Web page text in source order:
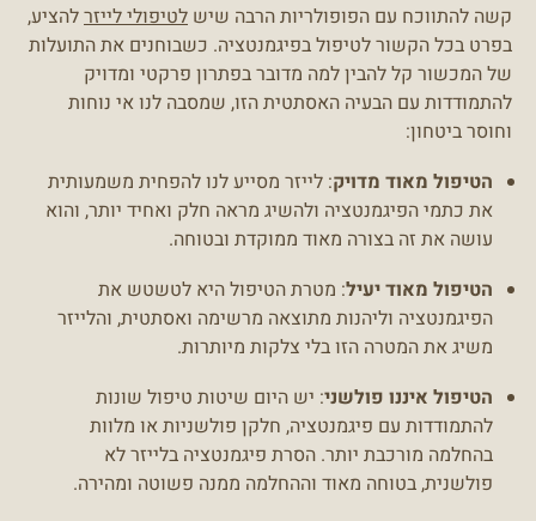
קשה להתווכח עם הפופולריות הרבה שיש לטיפולי לייזרלהציע,
בפרט בכל הקשור לטיפול בפיגמנטציה. כשבוחנים את התועלות
של המכשור קל להבין למה מדובר בפתרון פרקטי ומדויק
להתמודדות עם הבעיה האסתטית הזו, שמסבה לנו אי נוחות
וחוסר ביטחון:
הטיפול מאוד מדויק: לייזר מסייע לנו להפחית משמעותית
את כתמי הפיגמנטציה ולהשיג מראה חלק ואחיד יותר, והוא
עושה את זה בצורה מאוד ממוקדת ובטוחה.
הטיפול מאוד יעיל: מטרת הטיפול היא לטשטש את
הפיגמנטציה וליהנות מתוצאה מרשימה ואסתטית, והלייזר
משיג את המטרה הזו בלי צלקות מיותרות.
הטיפול איננו פולשני: יש היום שיטות טיפול שונות
להתמודדות עם פיגמנטציה, חלקן פולשניות או מלוות
בהחלמה מורכבת יותר. הסרת פיגמנטציה בלייזר לא
פולשנית, בטוחה מאוד וההחלמה ממנה פשוטה ומהירה.